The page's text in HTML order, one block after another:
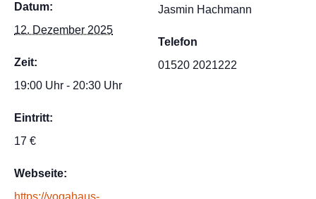
Datum:
12. Dezember 2025
Zeit:
19:00 Uhr - 20:30 Uhr
Eintritt:
17 €
Webseite:
Jasmin Hachmann
Telefon
01520 2021222